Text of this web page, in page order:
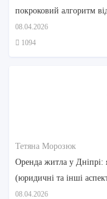
покроковий алгоритм
08.04.2026
1094
Тетяна Морозюк
Оренда житла у Дніпрі:
(юридичні та інші
08.04.2026